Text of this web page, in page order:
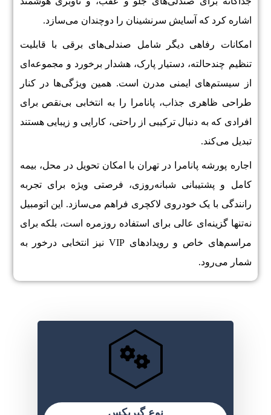
اشاره کرد که آسایش سرنشینان را دوچندان می‌سازد.
امکانات رفاهی دیگر شامل صندلی‌های برقی با قابلیت
تنظیم چندحالته، دستیار پارک، هشدار برخورد و مجموعه‌ای
از سیستم‌های ایمنی مدرن است. همین ویژگی‌ها در کنار
طراحی ظاهری جذاب، پانامرا را به انتخابی بی‌نقص برای
افرادی که به دنبال ترکیبی از راحتی، کارایی و زیبایی هستند
تبدیل می‌کند.
اجاره پورشه پانامرا در تهران با امکان تحویل در محل، بیمه
کامل و پشتیبانی شبانه‌روزی، فرصتی ویژه برای تجربه
رانندگی با یک خودروی لاکچری فراهم می‌سازد. این اتومبیل
نه‌تنها گزینه‌ای عالی برای استفاده روزمره است، بلکه برای
مراسم‌های خاص و رویدادهای VIP نیز انتخابی درخور به
شمار می‌رود.